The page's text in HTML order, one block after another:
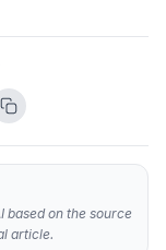
on the source
article.